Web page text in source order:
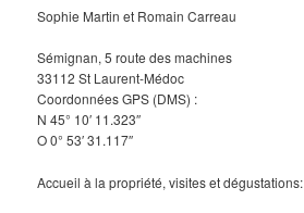
Sophie Martin et Romain Carreau
Sémignan, 5 route des machines
33112 St Laurent-Médoc
Coordonnées GPS (DMS) :
N 45° 10′ 11.323″
O 0° 53′ 31.117″
Accueil à la propriété, visites et dégustations: